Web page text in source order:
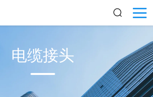
电缆接头